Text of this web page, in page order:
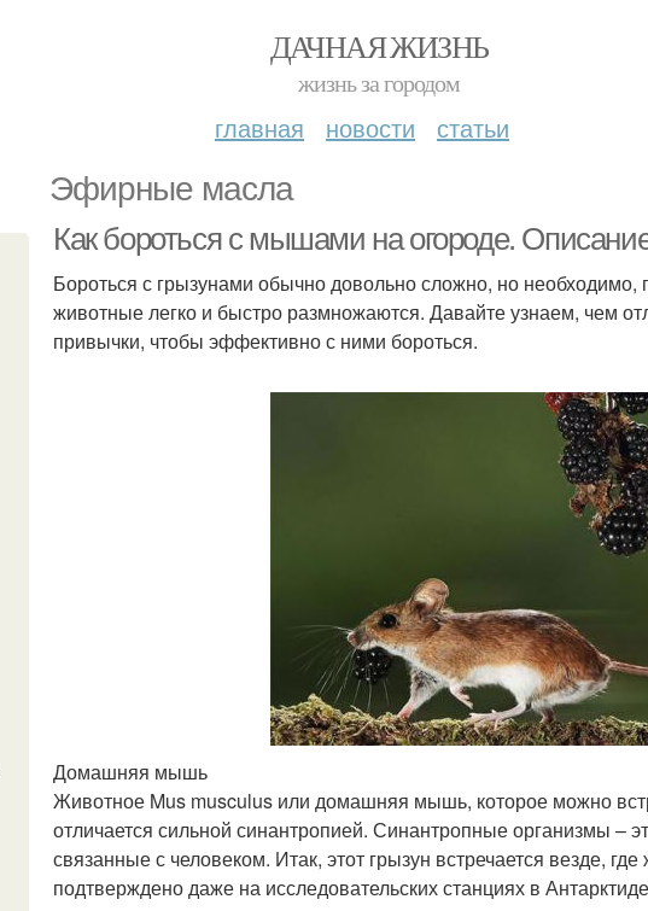
ДАЧНАЯ ЖИЗНЬ
жизнь за городом
главная новости статьи
Эфирные масла
Как бороться с мышами на огороде.
Бороться с грызунами обычно довольно сложно, но необходимо,
животные легко и быстро размножаются. Давайте узнаем, чем
привычки, чтобы эффективно с ними бороться.
Домашняя мышь
Животное Mus musculus или домашняя мышь, которое можно
отличается сильной синантропией. Синантропные организмы –
связанные с человеком. Итак, этот грызун встречается везде,
подтверждено даже на исследовательских станциях в